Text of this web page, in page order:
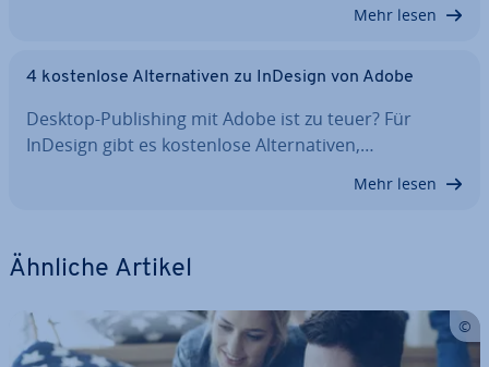
Mehr lesen
4 kos­ten­lo­se Al­ter­na­ti­ven zu InDesign von Adobe
Desktop-Pu­bli­shing mit Adobe ist zu teuer? Für
InDesign gibt es kos­ten­lo­se Al­ter­na­ti­ven,…
Mehr lesen
Ähnliche Artikel